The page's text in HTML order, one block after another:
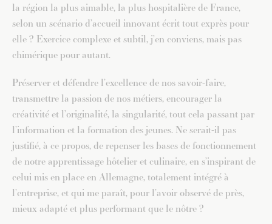
la région la plus aimable, la plus hospitalière de France,
selon un scénario d’accueil innovant écrit tout exprès pour
elle ? Exercice complexe et subtil, j’en conviens, mais pas
chimérique pour autant.
Préserver et défendre l’excellence de nos savoir-faire,
transmettre la passion de nos métiers, encourager la
créativité et l’originalité, la singularité, tout cela passant par
l’information et la formation des jeunes. Ne serait-il pas
justifié, à ce propos, de repenser les bases de fonctionnement
de notre apprentissage hôtelier et culinaire, en s’inspirant de
celui mis en place en Allemagne, totalement intégré à
l’entreprise, et qui me paraît, pour l’avoir observé de près,
mieux adapté et plus performant que le nôtre ?